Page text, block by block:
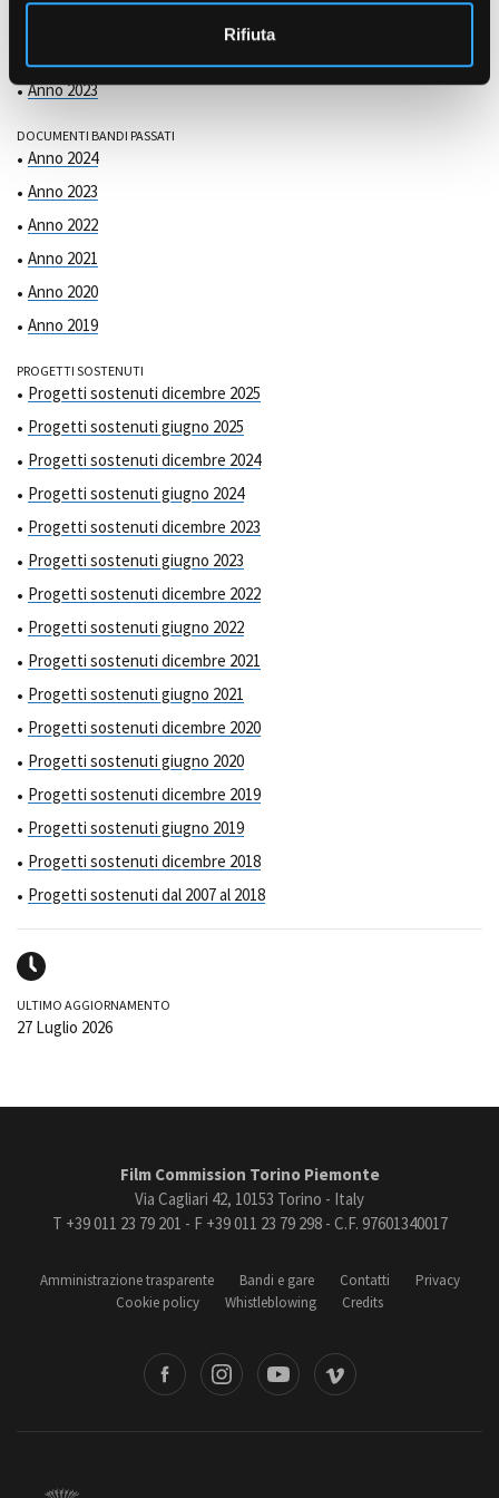
Rifiuta
Anno 2023
DOCUMENTI BANDI PASSATI
Anno 2024
Anno 2023
Anno 2022
Anno 2021
Anno 2020
Anno 2019
PROGETTI SOSTENUTI
Progetti sostenuti dicembre 2025
Progetti sostenuti giugno 2025
Progetti sostenuti dicembre 2024
Progetti sostenuti giugno 2024
Progetti sostenuti dicembre 2023
Progetti sostenuti giugno 2023
Progetti sostenuti dicembre 2022
Progetti sostenuti giugno 2022
Progetti sostenuti dicembre 2021
Progetti sostenuti giugno 2021
Progetti sostenuti dicembre 2020
Progetti sostenuti giugno 2020
Progetti sostenuti dicembre 2019
Progetti sostenuti giugno 2019
Progetti sostenuti dicembre 2018
Progetti sostenuti dal 2007 al 2018
ULTIMO AGGIORNAMENTO
27 Luglio 2026
Film Commission Torino Piemonte
Via Cagliari 42, 10153 Torino - Italy
T +39 011 23 79 201 - F +39 011 23 79 298 - C.F. 97601340017
Amministrazione trasparente Bandi e gare Contatti
Privacy
Cookie policy
Whistleblowing Credits
Vimeo